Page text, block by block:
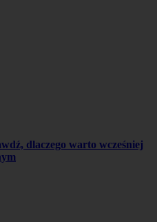
dlaczego warto wcześniej